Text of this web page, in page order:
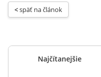
< späť na článok
Najčítanejšie